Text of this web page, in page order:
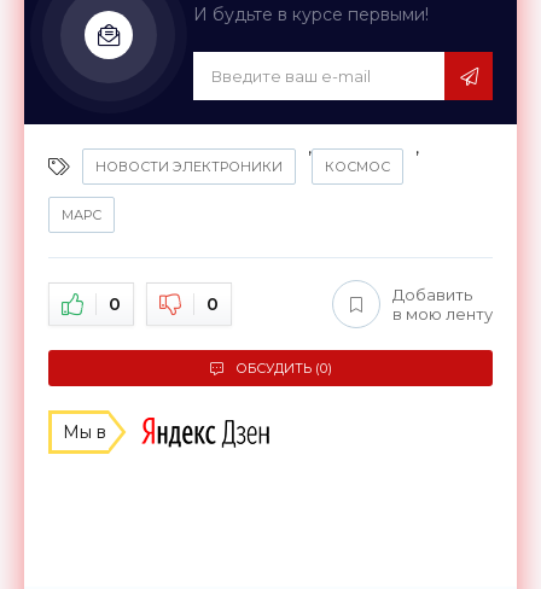
И будьте в курсе первыми!
НОВОСТИ ЭЛЕКТРОНИКИ
,
КОСМОС
,
МАРС
0 0
Добавить
в мою ленту
ОБСУДИТЬ (0)
Мы в